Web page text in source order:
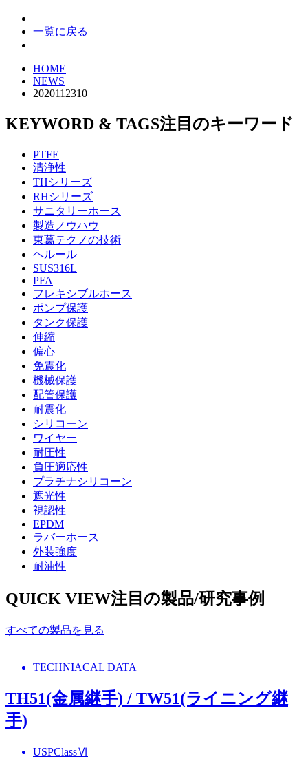
一覧に戻る
HOME
NEWS
2020112310
KEYWORD & TAGS注目のキーワード
PTFE
清浄性
THシリーズ
RHシリーズ
サニタリーホース
製造ノウハウ
東葛テクノの技術
ヘルール
SUS316L
PFA
フレキシブルホース
ポンプ保護
タンク保護
伸縮
偏心
免震化
機械保護
配管保護
耐震化
シリコーン
ワイヤー
耐圧性
負圧適応性
プラチナシリコーン
遮光性
視認性
EPDM
ラバーホース
外装強度
耐油性
QUICK VIEW注目の製品/研究事例
すべての製品を見る
TECHNIACAL DATA
TH51(金属継手) / TW51(ライニング継
手)
USPClassⅥ